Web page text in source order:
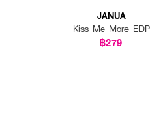
JANUA
Kiss Me More EDP
฿279